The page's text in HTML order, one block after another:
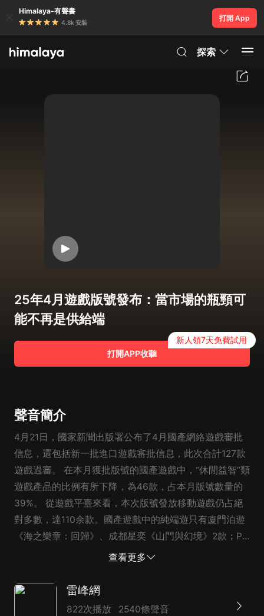
Himalaya-有聲書
4.8k 安裝
打開 App
探索
25年4月遊戲版號發布：當市場的瓶頸可
能不再是供給端
打開APP收聽
新人領7天免費試用
聲音簡介
4月21日，國家新聞出版署公布了4月國產網絡遊戲審批
信息，還包括新一批進口遊戲審批信息，此次合計127款
遊戲過審。 在本月獲批版號的國產遊戲中，“休閒益智”類
遊戲產品的比例有所下降，為46款，占本月版號數量的
39%。 從遊戲平臺來看，本次版號發放移動遊戲仍占絕
對多數，達110余款。國產遊戲中的純端遊只有廈門泊遊
《海之樂章：回歸》、成都星奕《山門與幻境》2款；PC
手機“雙跨”產品4款，包括網易雷火《極限戰場》、完美
機》 大廠和上市公司方面，騰訊代理的《流放之路：降
查看更多
雷峰網
822次播放 2540條聲音